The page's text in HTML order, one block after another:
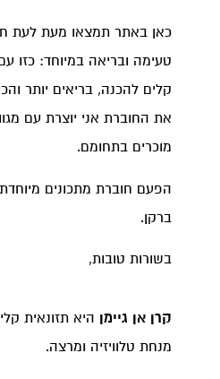
כאן באתר תמצאו מעת לעת
טעימה ובריאה במיוחד: כזו
קלים להכנה, בריאים יותר
את החוברת אני יוצרת עם
מוכרים בתחומם.
הפעם חוברת מתכונים
ברקן.
בשורות טובות,
קרן אן גיימן היא תזונאית
מנחת טלוויזיה ומרצה.